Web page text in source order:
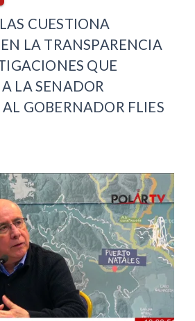
CUESTIONA
LA TRANSPARENCIA
QUE
LA SENADOR
GOBERNADOR FLIES